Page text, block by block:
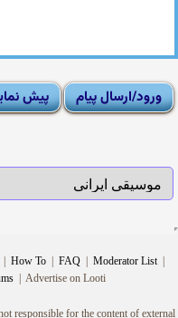
How To FAQ Moderator List
Advertise on Looti
responsible for the content of external